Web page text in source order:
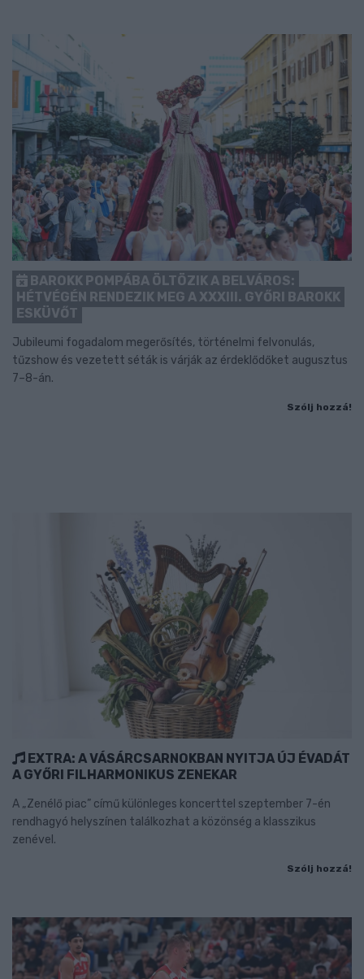
BAROKK POMPÁBA ÖLTÖZIK A BELVÁROS:
HÉTVÉGÉN RENDEZIK MEG A XXXIII. GYŐRI BAROKK
ESKÜVŐT
Jubileumi fogadalom megerősítés, történelmi felvonulás,
tűzshow és vezetett séták is várják az érdeklődőket augusztus
7–8-án.
Szólj hozzá!
EXTRA: A VÁSÁRCSARNOKBAN NYITJA ÚJ ÉVADÁT
A GYŐRI FILHARMONIKUS ZENEKAR
A „Zenélő piac” című különleges koncerttel szeptember 7-én
rendhagyó helyszínen találkozhat a közönség a klasszikus
zenével.
Szólj hozzá!